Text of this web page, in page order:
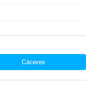
Cáceres